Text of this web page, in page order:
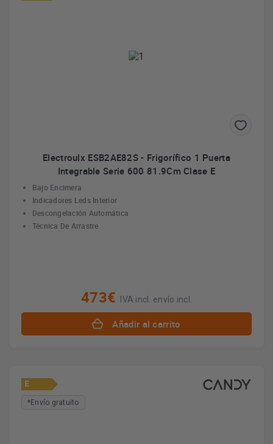
Electroulx ESB2AE82S - Frigorífico 1 Puerta
Integrable Serie 600 81.9Cm Clase E
Bajo Encimera
Indicadores Leds Interior
Descongelación Automática
Técnica De Arrastre
473€ IVA incl. envío incl.
Añadir al carrito
E
*Envío gratuito